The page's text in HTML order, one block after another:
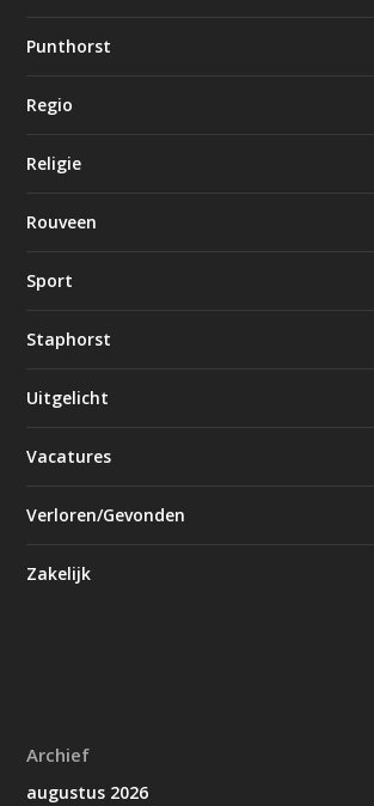
Punthorst
Regio
Religie
Rouveen
Sport
Staphorst
Uitgelicht
Vacatures
Verloren/Gevonden
Zakelijk
Archief
augustus 2026